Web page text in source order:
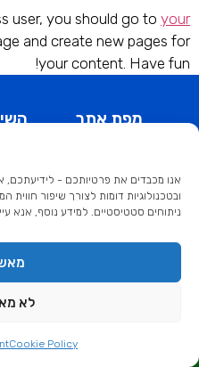
ובטכנולוגיות דומות לצורך שיפור
ניתוחים סטטיסטיים. למידע נוסף, אנא
לא
Cookie Policy
user, you should go to your
and create new pages for
your content. Have fun!
מפת אתר
שיווק ופרסום
המלצות
ניהול